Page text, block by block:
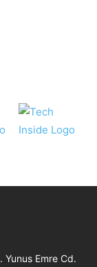
Yunus Emre Cd.